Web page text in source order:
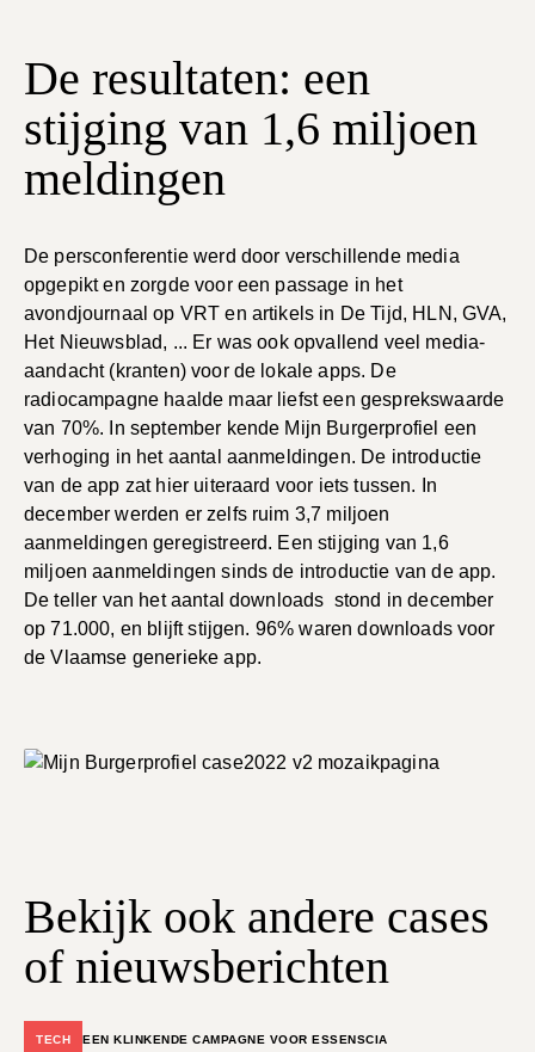
De resultaten: een
stijging van 1,6 miljoen
meldingen
De persconferentie werd door verschillende media
opgepikt en zorgde voor een passage in het
avondjournaal op VRT en artikels in De Tijd, HLN, GVA,
Het Nieuwsblad, ... Er was ook opvallend veel media-
aandacht (kranten) voor de lokale apps. De
radiocampagne haalde maar liefst een gesprekswaarde
van 70%. In september kende Mijn Burgerprofiel een
verhoging in het aantal aanmeldingen. De introductie
van de app zat hier uiteraard voor iets tussen. In
december werden er zelfs ruim 3,7 miljoen
aanmeldingen geregistreerd. Een stijging van 1,6
miljoen aanmeldingen sinds de introductie van de app.
De teller van het aantal downloads stond in december
op 71.000, en blijft stijgen. 96% waren downloads voor
de Vlaamse generieke app.
Bekijk ook andere cases
of nieuwsberichten
TECH EEN KLINKENDE CAMPAGNE VOOR ESSENSCIA